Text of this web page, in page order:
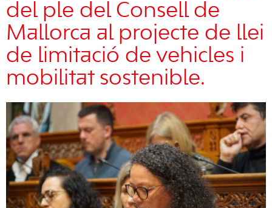
del ple del Consell de
Mallorca al projecte de llei
de limitació de vehicles i
mobilitat sostenible.